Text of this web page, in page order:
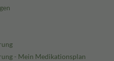
- Mein Medikationsplan